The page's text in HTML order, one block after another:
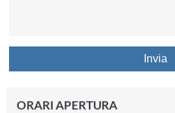
Invia
ORARI APERTURA